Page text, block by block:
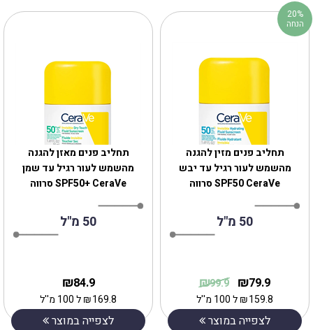
תחליב פנים מאזן להגנה
מהשמש לעור רגיל עד שמן
SPF50+ CeraVe סרווה
50 מ"ל
84.9
₪
169.8
₪ל 100 מ''ל
לצפייה במוצר
תחליב פנים מזין להגנה
מהשמש לעור רגיל עד יבש
SPF50 CeraVe סרווה
50 מ"ל
79.9
₪
99.9
₪
159.8
₪ל 100 מ''ל
לצפייה במוצר
20%
הנחה